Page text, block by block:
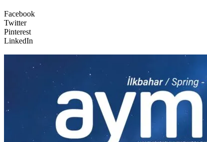
Facebook
Twitter
Pinterest
LinkedIn